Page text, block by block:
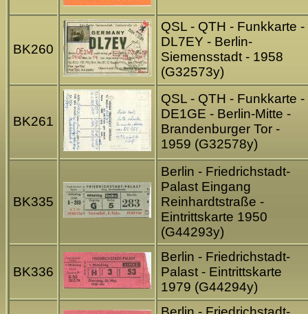
BK260
QSL - QTH - Funkkarte -
DL7EY - Berlin-
Siemensstadt - 1958
(G32573y)
BK261
QSL - QTH - Funkkarte -
DE1GE - Berlin-Mitte -
Brandenburger Tor -
1959 (G32578y)
BK335
Berlin - Friedrichstadt-
Palast Eingang
Reinhardtstraße -
Eintrittskarte 1950
(G44293y)
BK336
Berlin - Friedrichstadt-
Palast - Eintrittskarte
1979 (G44294y)